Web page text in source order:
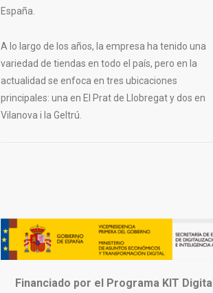
España.
A lo largo de los años, la empresa ha tenido una
variedad de tiendas en todo el país, pero en la
actualidad se enfoca en tres ubicaciones
principales: una en El Prat de Llobregat y dos en
Vilanova i la Geltrú.
Financiado por el Programa KIT